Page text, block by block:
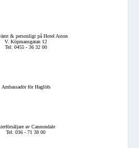
& personligt på Hotel Aston
V. Köpmansgatan 12
Tel: 0455 - 36 32 00
Ambassadör för Haglöfs
av Cannondale
Tel: 036 - 71 38 00